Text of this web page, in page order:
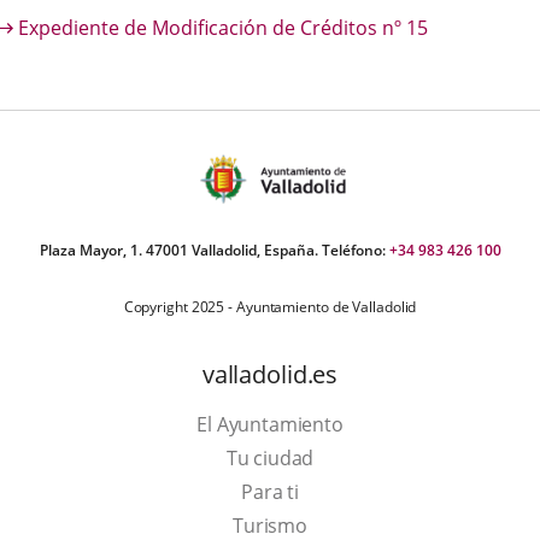
una
externa.
una
externa.
Expediente de Modificación de Créditos nº 15
Plaza Mayor, 1. 47001 Valladolid, España. Teléfono:+34 983 426 100
Copyright 2025 - Ayuntamiento de Valladolid
valladolid.es
El Ayuntamiento
Tu ciudad
Para ti
TurismoEste